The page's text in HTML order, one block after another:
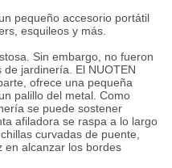
pequeño accesorio portátil
esquileos y más.
Sin embargo, no fueron
jardinería. El NUOTEN
ofrece una pequeña
palillo del metal. Como
se puede sostener
afiladora se raspa a lo largo
curvadas de puente,
en alcanzar los bordes